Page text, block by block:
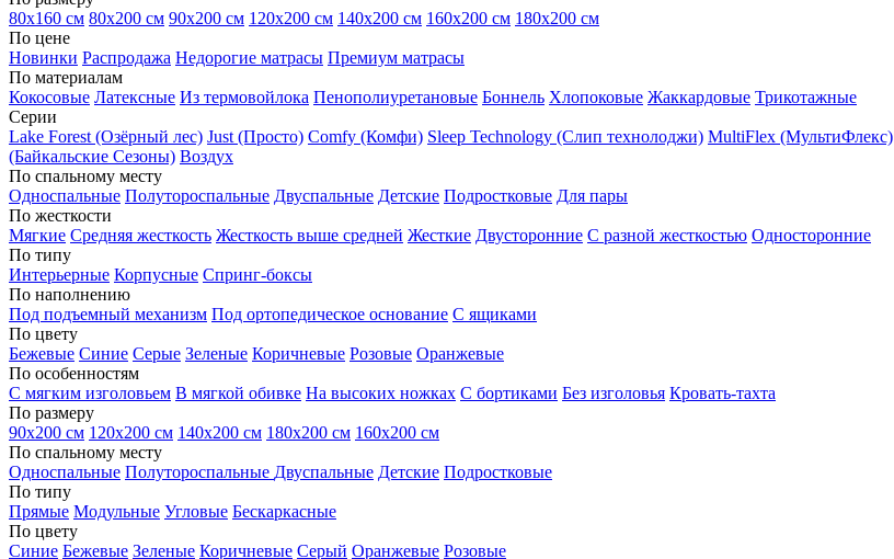
80х160 см 80х200 см 90х200 см 120х200 см 140х200 см 160х200 см 180х200 см
По цене
Новинки Распродажа Недорогие матрасы Премиум матрасы
По материалам
Кокосовые Латексные Из термовойлока Пенополиуретановые Боннель Хлопоковые Жаккардовые Трикотажные
Серии
Lake Forest (Озёрный лес) Just (Просто) Comfy (Комфи) Sleep Technology (Слип технолоджи) MultiFlex (МультиФлекс)
(Байкальские Сезоны) Воздух
По спальному месту
Односпальные Полутороспальные Двуспальные Детские Подростковые Для пары
По жесткости
Мягкие Средняя жесткость Жесткость выше средней Жесткие Двусторонние С разной жесткостью Односторонние
По типу
Интерьерные Корпусные Спринг-боксы
По наполнению
Под подъемный механизм Под ортопедическое основание С ящиками
По цвету
Бежевые Синие Серые Зеленые Коричневые Розовые Оранжевые
По особенностям
С мягким изголовьем В мягкой обивке На высоких ножках С бортиками Без изголовья Кровать-тахта
По размеру
90х200 см 120х200 см 140х200 см 180х200 см 160х200 см
По спальному месту
Односпальные Полутороспальные Двуспальные Детские Подростковые
По типу
Прямые Модульные Угловые Бескаркасные
По цвету
Синие Бежевые Зеленые Коричневые Серый Оранжевые Розовые